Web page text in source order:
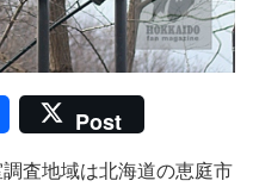
Post
査地域は北海道の恵庭市